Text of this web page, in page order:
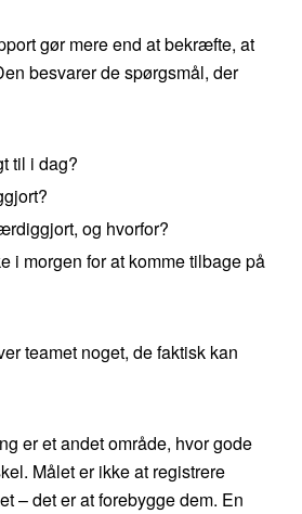
gør mere end at bekræfte, at
besvarer de spørgsmål, der
til i dag?
og hvorfor?
i morgen for at komme tilbage på
teamet noget, de faktisk kan
er et andet område, hvor gode
Målet er ikke at registrere
– det er at forebygge dem. En